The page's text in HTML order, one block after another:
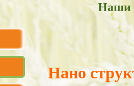
Наши
Нано